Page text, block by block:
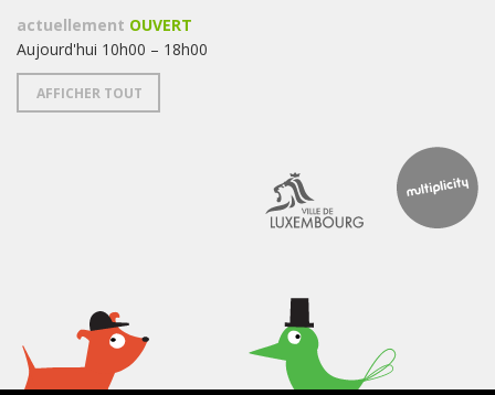
actuellement OUVERT
Aujourd'hui 10h00 – 18h00
AFFICHER TOUT